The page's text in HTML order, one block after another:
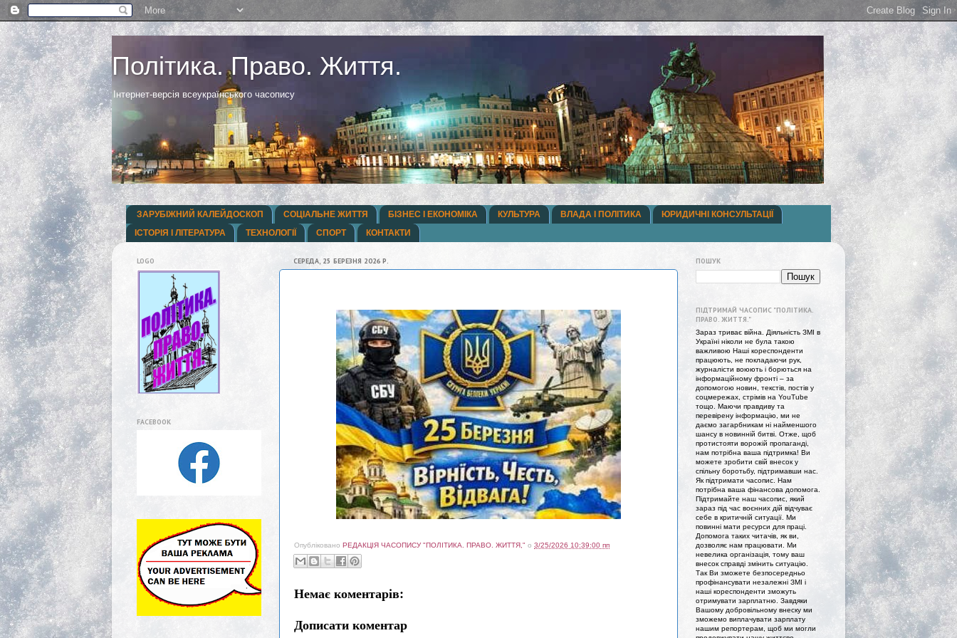
Політика. Право. Життя.
Інтернет-версія всеукраїнського часопису
ЗАРУБІЖНИЙ КАЛЕЙДОСКОП СОЦІАЛЬНЕ ЖИТТЯ БІЗНЕС І ЕКОНОМІКА КУЛЬТУРА ВЛАДА І ПОЛІТИКА
ЮРИДИЧНІ КОНСУЛЬТАЦІЇ
ІСТОРІЯ І ЛІТЕРАТУРА
ТЕХНОЛОГІЇ СПОРТ КОНТАКТИ
СЕРЕДА, 25 БЕРЕЗНЯ 2026 Р.
Опубліковано РЕДАКЦІЯ ЧАСОПИСУ "ПОЛІТИКА. ПРАВО. ЖИТТЯ," о 3/25/2026 10:39:00 пп
Немає коментарів:
Дописати коментар
LOGO
FACEBOOK
ПОШУК
ПІДТРИМАЙ ЧАСОПИС "ПОЛІТИКА.
ПРАВО. ЖИТТЯ."
Зараз триває війна. Діяльність ЗМІ в
Україні ніколи не була такою
важливою Наші кореспонденти
працюють, не покладаючи рук,
журналісти воюють і борються на
інформаційному фронті – за
допомогою новин, текстів, постів у
соцмережах, стрімів на YouTube
тощо. Маючи правдиву та
перевірену інформацію, ми не
даємо загарбникам ні найменшого
шансу в новинній битві. Отже, щоб
протистояти ворожій пропаганді,
нам потрібна ваша підтримка! Ви
можете зробити свій внесок у
спільну боротьбу, підтримавши нас.
Як підтримати часопис. Нам
потрібна ваша фінансова допомога.
Підтримайте наш часопис, який
зараз під час воєнних дій відчуває
себе в критичній ситуації. Ми
повинні мати ресурси для праці.
Допомога таких читачів, як ви,
дозволяє нам працювати. Ми
невелика організація, тому ваш
внесок справді змінить ситуацію.
Так Ви зможете безпосередньо
профінансувати незалежні ЗМІ і
наші кореспонденти зможуть
отримувати зарплатню. Завдяки
Вашому добровільному внеску ми
зможемо виплачувати зарплату
нашим репортерам, щоб ми могли